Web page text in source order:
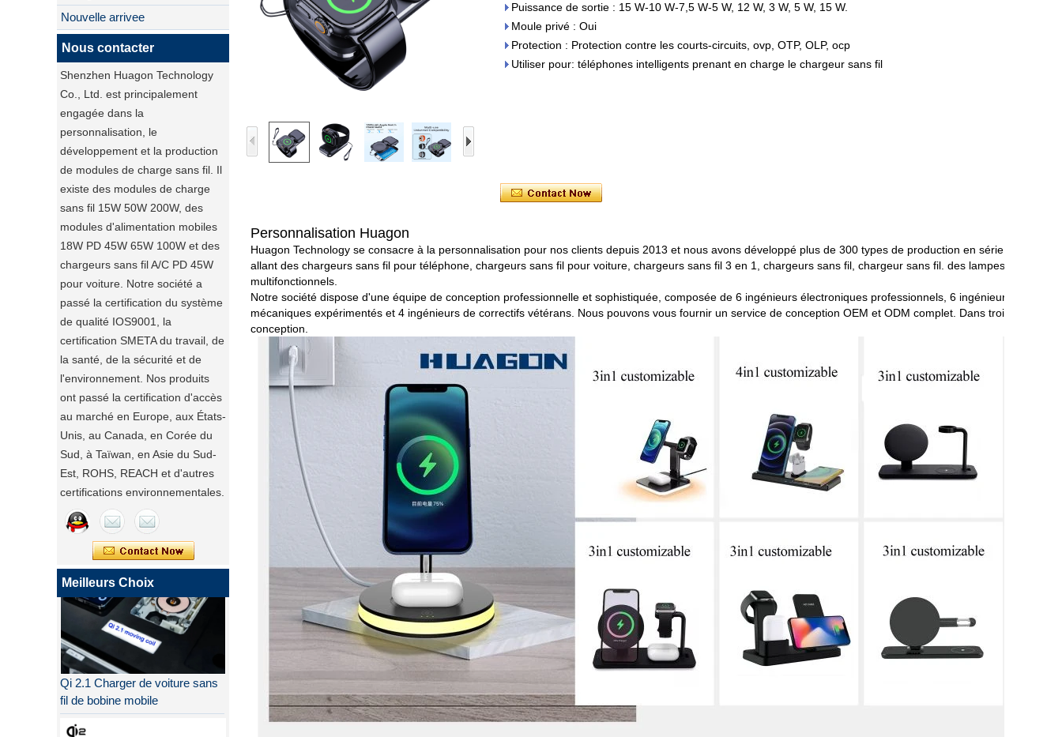
Nouvelle arrivee
Nous contacter
Shenzhen Huagon Technology
Co., Ltd. est principalement
engagée dans la
personnalisation, le
développement et la production
de modules de charge sans fil. Il
existe des modules de charge
sans fil 15W 50W 200W, des
modules d'alimentation mobiles
18W PD 45W 65W 100W et des
chargeurs sans fil A/C PD 45W
pour voiture. Notre société a
passé la certification du système
de qualité IOS9001, la
certification SMETA du travail, de
la santé, de la sécurité et de
l'environnement. Nos produits
ont passé la certification d'accès
au marché en Europe, aux États-
Unis, au Canada, en Corée du
Sud, à Taïwan, en Asie du Sud-
Est, ROHS, REACH et d'autres
certifications environnementales.
Meilleurs Choix
Qi 2.1 Charger de voiture sans
fil de bobine mobile
Puissance de sortie : 15 W-10 W-7,5 W-5 W, 12 W, 3 W, 5 W, 15 W.
Moule privé : Oui
Protection : Protection contre les courts-circuits, ovp, OTP, OLP, ocp
Utiliser pour: téléphones intelligents prenant en charge le chargeur sans fil
Personnalisation Huagon
Huagon Technology se consacre à la personnalisation pour nos clients depuis 2013 et nous avons développé plus de 300 types de production en série de
allant des chargeurs sans fil pour téléphone, chargeurs sans fil pour voiture, chargeurs sans fil 3 en 1, chargeurs sans fil, chargeur sans fil. des lampes de
multifonctionnels.
Notre société dispose d'une équipe de conception professionnelle et sophistiquée, composée de 6 ingénieurs électroniques professionnels, 6 ingénieurs logiciels
mécaniques expérimentés et 4 ingénieurs de correctifs vétérans. Nous pouvons vous fournir un service de conception OEM et ODM complet. Dans trois jours,
conception.